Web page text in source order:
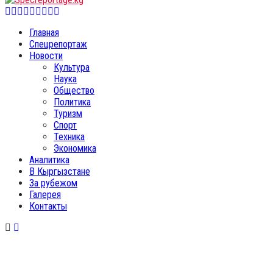
Facebook
Twitter
Instagram
Youtube
Email
VkTelegram
Whatsapp
Главная
Спецрепортаж
Новости
Культура
Наука
Общество
Политика
Туризм
Спорт
Техника
Экономика
Аналитика
В Кыргызстане
За рубежом
Галерея
Контакты